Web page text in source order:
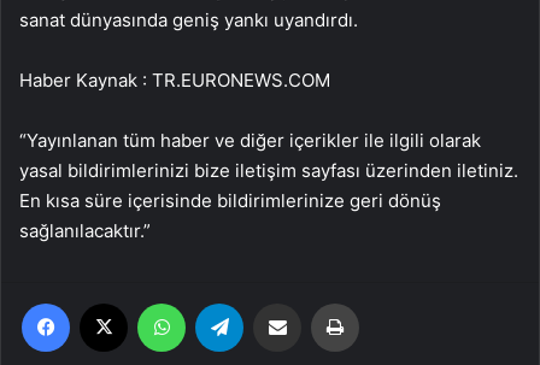
sanat dünyasında geniş yankı uyandırdı.
Haber Kaynak : TR.EURONEWS.COM
“Yayınlanan tüm haber ve diğer içerikler ile ilgili olarak
yasal bildirimlerinizi bize iletişim sayfası üzerinden iletiniz.
En kısa süre içerisinde bildirimlerinize geri dönüş
sağlanılacaktır.”
Facebook WhatsApp Email'den paylaş